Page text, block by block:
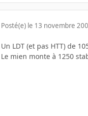
Posté(e) le 13 novembre
Un LDT (et pas HTT) de
Le mien monte à 1250